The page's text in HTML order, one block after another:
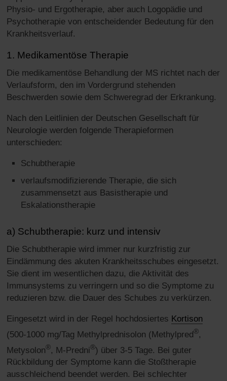
Physio- und Ergotherapie, aber auch Logopädie und
Psychotherapie von entscheidender Bedeutung für den
Krankheitsverlauf.
1. Medikamentöse Therapie
Die medikamentöse Behandlung der MS richtet nach der
Verlaufsform, den im Vordergrund stehenden
Beschwerden sowie dem Schweregrad der Erkrankung.
Nach den Leitlinien der Deutschen Gesellschaft für
Neurologie werden folgende Therapieformen
unterschieden:
Schubtherapie
verlaufsmodifizierende Therapie, die sich
zusammensetzt aus Basistherapie und
Eskalationstherapie
a) Schubtherapie: kurz und intensiv
Die Schubtherapie wird immer nur kurzfristig zur
Eindämmung des akuten Krankheitsschubes eingesetzt.
Sie dient im wesentlichen dazu, die Aktivität des
Immunsystems zu verringern und so die Symptome zu
reduzieren bzw. die Dauer des Schubes zu verkürzen.
Eingesetzt wird in der Regel hochdosiertes Kortison
(500-1000 mg/Tag Methylprednisolon (Methylpred®,
Metysolon®, M-Predni®) über 3-5 Tage. Bei guter
Rückbildung der Symptome kann die Stoßtherapie
ausschleichend beendet werden. Bei schlechter